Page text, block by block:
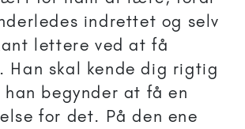
indrettet og selv
lettere ved at få
Han skal kende dig rigtig
begynder at få en
for det. På den ene